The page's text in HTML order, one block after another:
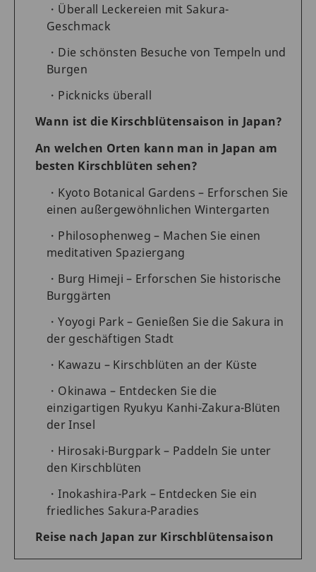
Überall Leckereien mit Sakura-
Geschmack
Die schönsten Besuche von Tempeln und
Burgen
Picknicks überall
Wann ist die Kirschblütensaison in Japan?
An welchen Orten kann man in Japan am
besten Kirschblüten sehen?
Kyoto Botanical Gardens – Erforschen Sie
einen außergewöhnlichen Wintergarten
Philosophenweg – Machen Sie einen
meditativen Spaziergang
Burg Himeji – Erforschen Sie historische
Burggärten
Yoyogi Park – Genießen Sie die Sakura in
der geschäftigen Stadt
Kawazu – Kirschblüten an der Küste
Okinawa – Entdecken Sie die
einzigartigen Ryukyu Kanhi-Zakura-Blüten
der Insel
Hirosaki-Burgpark – Paddeln Sie unter
den Kirschblüten
Inokashira-Park – Entdecken Sie ein
friedliches Sakura-Paradies
Reise nach Japan zur Kirschblütensaison